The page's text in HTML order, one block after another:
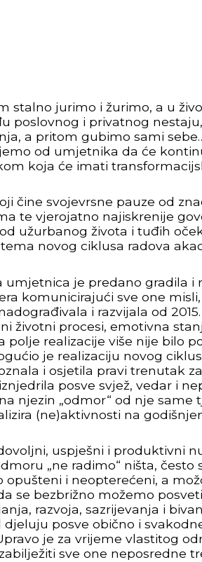
stalno jurimo i žurimo, a u
poslovnog i privatnog
a pritom gubimo sami
od umjetnika da će
koja će imati
čine svojevrsne pauze od
te vjerojatno najiskrenije
užurbanog života i tuđih
novog ciklusa radova
umjetnica je predano gradila
komunicirajući sve one
i razvijala od
životni procesi, emotivna
polje realizacije više nije bilo
je realizaciju novog
i osjetila pravi trenutak
posve svjež, vedar i
njezin „odmor“ od nje
(ne)aktivnosti na
uspješni i produktivni
„ne radimo“ ništa,
opušteni i neopterećeni, a
se bezbrižno možemo
razvoja, sazrijevanja i
posve obično i
je za vrijeme vlastitog
sve one neposredne